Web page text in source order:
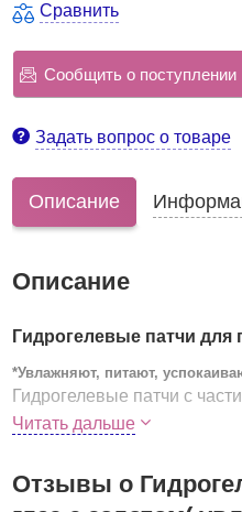
Сравнить
Сообщить о поступлении
Задать вопрос о товаре
Описание
Описание
Гидрогелевые патчи для
*Увлажняют, питают,
Гидрогелевые патчи с
нежной кожей под глазами.
замедляют процессы
Читать дальше
Отзывы о